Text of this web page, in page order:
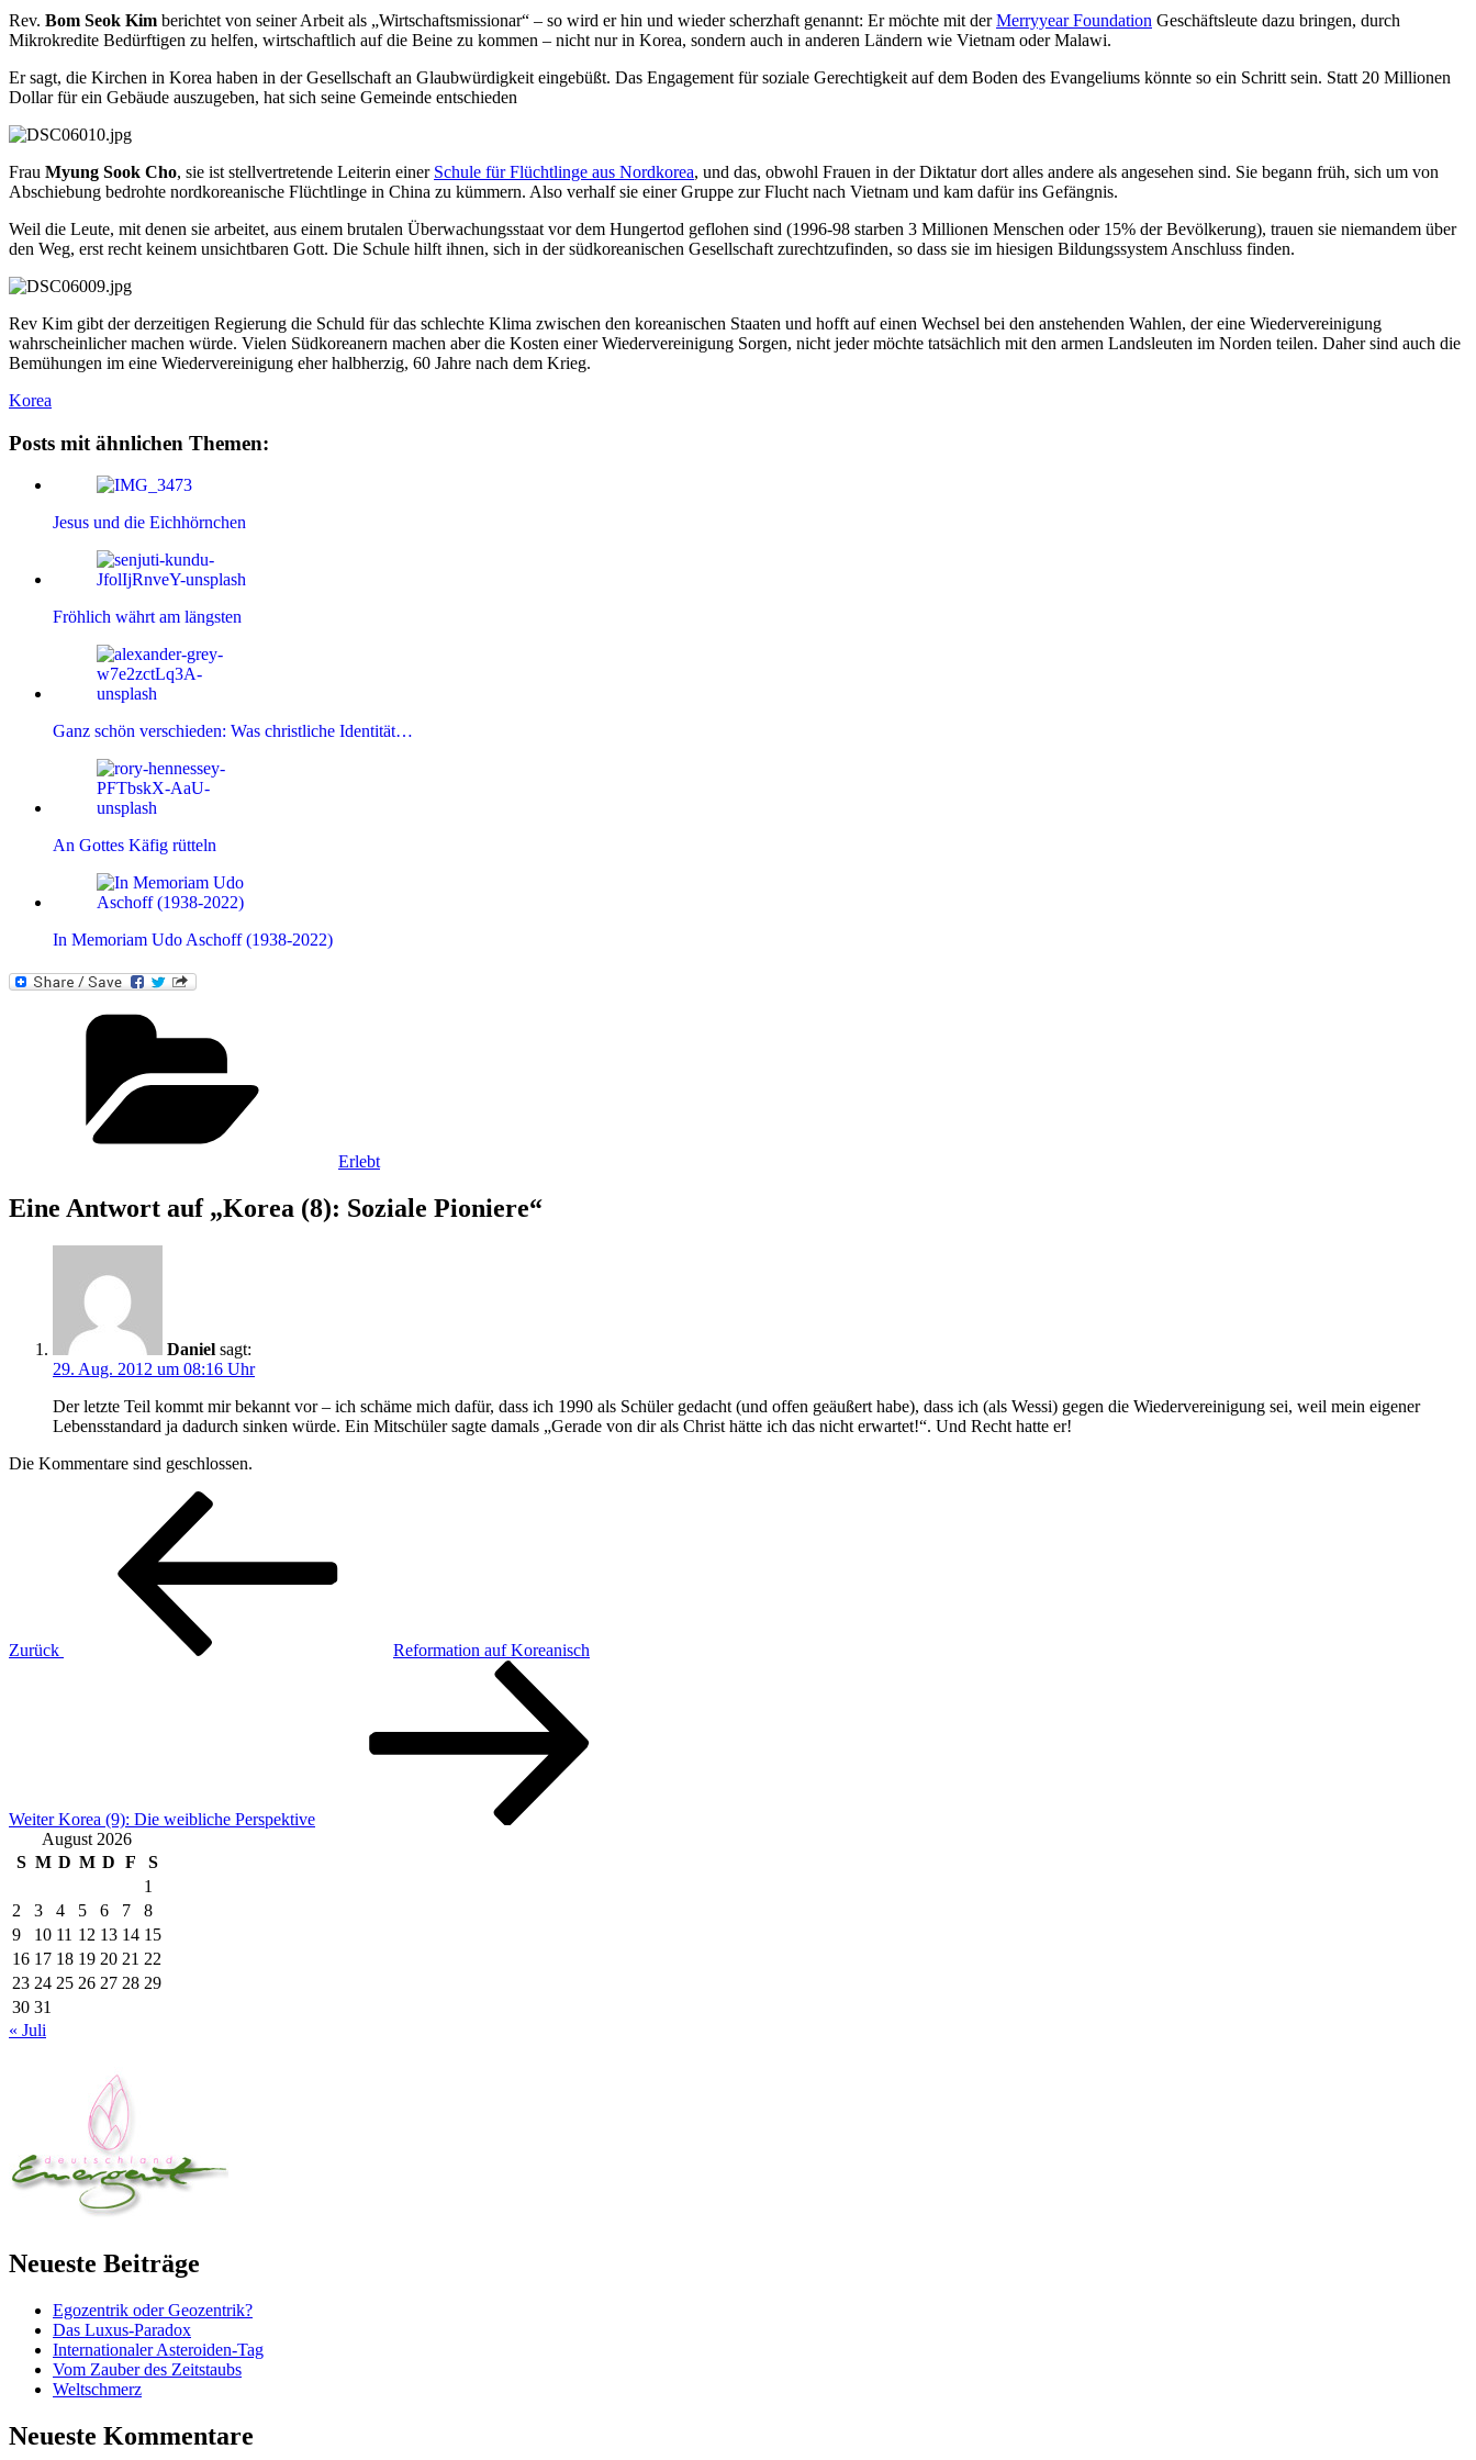
Rev. Bom Seok Kim berichtet von seiner Arbeit als „Wirtschaftsmissionar“ – so wird er hin und wieder scherzhaft genannt: Er möchte mit derMerryyear Foundation Geschäftsleute dazu bringen, durch
Mikrokredite Bedürftigen zu helfen, wirtschaftlich auf die Beine zu kommen – nicht nur in Korea, sondern auch in anderen Ländern wie Vietnam oder Malawi.
Er sagt, die Kirchen in Korea haben in der Gesellschaft an Glaubwürdigkeit eingebüßt. Das Engagement für soziale Gerechtigkeit auf dem Boden des Evangeliums könnte so ein Schritt sein. Statt 20 Millionen
Dollar für ein Gebäude auszugeben, hat sich seine Gemeinde entschieden
Frau Myung Sook Cho, sie ist stellvertretende Leiterin einer Schule für Flüchtlinge aus Nordkorea, und das, obwohl Frauen in der Diktatur dort alles andere als angesehen sind. Sie begann früh, sich um von
Abschiebung bedrohte nordkoreanische Flüchtlinge in China zu kümmern. Also verhalf sie einer Gruppe zur Flucht nach Vietnam und kam dafür ins Gefängnis.
Weil die Leute, mit denen sie arbeitet, aus einem brutalen Überwachungsstaat vor dem Hungertod geflohen sind (1996-98 starben 3 Millionen Menschen oder 15% der Bevölkerung), trauen sie niemandem über
den Weg, erst recht keinem unsichtbaren Gott. Die Schule hilft ihnen, sich in der südkoreanischen Gesellschaft zurechtzufinden, so dass sie im hiesigen Bildungssystem Anschluss finden.
Rev Kim gibt der derzeitigen Regierung die Schuld für das schlechte Klima zwischen den koreanischen Staaten und hofft auf einen Wechsel bei den anstehenden Wahlen, der eine Wiedervereinigung
wahrscheinlicher machen würde. Vielen Südkoreanern machen aber die Kosten einer Wiedervereinigung Sorgen, nicht jeder möchte tatsächlich mit den armen Landsleuten im Norden teilen. Daher sind auch die
Bemühungen im eine Wiedervereinigung eher halbherzig, 60 Jahre nach dem Krieg.
Korea
Posts mit ähnlichen Themen:
Jesus und die Eichhörnchen
Fröhlich währt am längsten
Ganz schön verschieden: Was christliche Identität…
An Gottes Käfig rütteln
In Memoriam Udo Aschoff (1938-2022)
Erlebt
Eine Antwort auf „Korea (8): Soziale Pioniere“
Daniel sagt:
29. Aug. 2012 um 08:16 Uhr
Der letzte Teil kommt mir bekannt vor – ich schäme mich dafür, dass ich 1990 als Schüler gedacht (und offen geäußert habe), dass ich (als Wessi) gegen die Wiedervereinigung sei, weil mein eigener
Lebensstandard ja dadurch sinken würde. Ein Mitschüler sagte damals „Gerade von dir als Christ hätte ich das nicht erwartet!“. Und Recht hatte er!
Die Kommentare sind geschlossen.
Beitragsnavigation
Zurück
Reformation auf Koreanisch
Weiter Korea (9): Die weibliche Perspektive
August 2026
S M D M D F
S
1
2
3 4 5 6 7
8
9
10 11 12 13 14 15
16 17 18 19 20 21 22
23 24 25 26 27 28 29
30 31
« Juli
Neueste Beiträge
Egozentrik oder Geozentrik?
Das Luxus-Paradox
Internationaler Asteroiden-Tag
Vom Zauber des Zeitstaubs
Weltschmerz
Neueste Kommentare